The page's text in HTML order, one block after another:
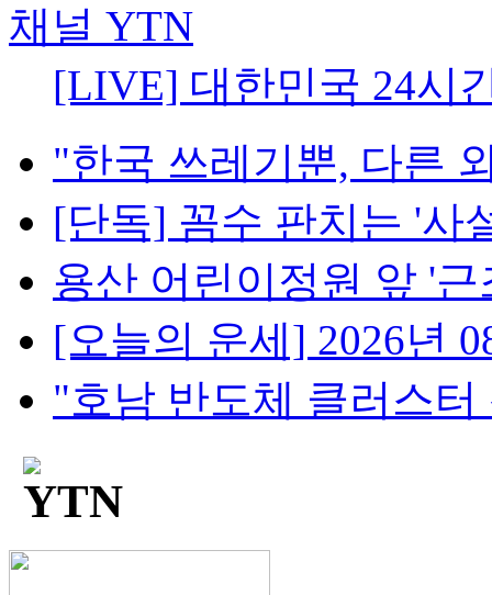
[LIVE] 대한민국 24시
"한국 쓰레기뿐, 다른
[단독] 꼼수 판치는 '사
용산 어린이정원 앞 '근
[오늘의 운세] 2026년
"호남 반도체 클러스터